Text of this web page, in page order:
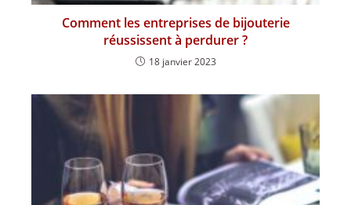
Comment les entreprises de bijouterie
réussissent à perdurer ?
18 janvier 2023